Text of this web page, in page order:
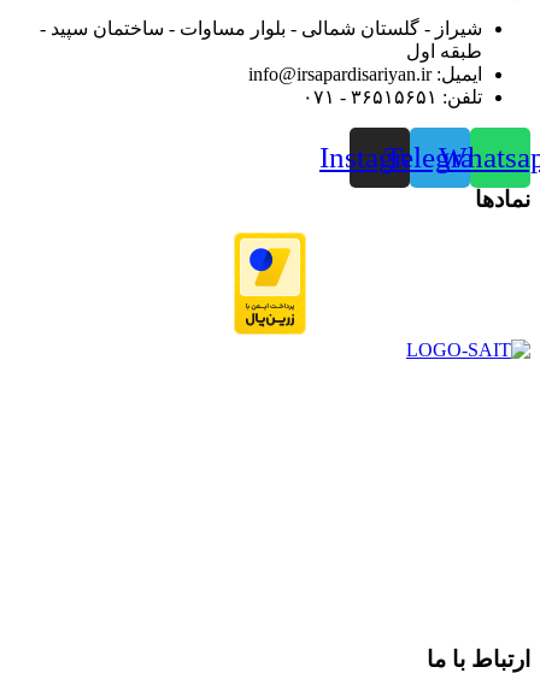
شیراز - گلستان شمالی - بلوار مساوات - ساختمان سپید -
طبقه اول
ایمیل: info@irsapardisariyan.ir
تلفن: ۳۶۵۱۵۶۵۱ - ۰۷۱
Telegram
Instagram
نمادها
ارتباط با ما